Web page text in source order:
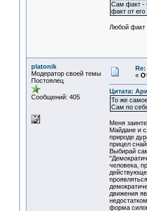
Сам факт -
факт от его
Любой факт
platonik
Модератор своей темы
Постоялец
Сообщений: 405
«
Цитата:
То же
Сам по
Меня
Майдане и
природе
прицел
Выбирай
человека,
движения
форма